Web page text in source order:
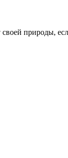
природы,